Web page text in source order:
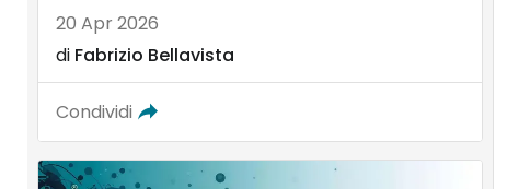
20 Apr 2026
di Fabrizio Bellavista
Condividi